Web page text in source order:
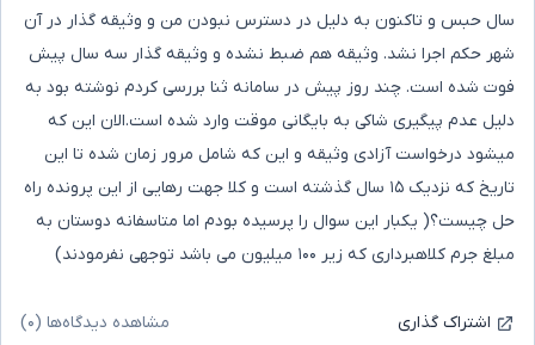
سال حبس و تاکنون به دلیل در دسترس نبودن من و وثیقه گذار در آن
شهر حکم اجرا نشد. وثیقه هم ضبط نشده و وثیقه گذار سه سال پیش
فوت شده است. چند روز پیش در سامانه ثنا بررسی کردم نوشته بود به
دلیل عدم پیگیری شاکی به بایگانی موقت وارد شده است.الان این که
میشود درخواست آزادی وثیقه و این که شامل مرور زمان شده تا این
تاریخ که نزدیک ۱۵ سال گذشته است و کلا جهت رهایی از این پرونده راه
حل چیست؟( یکبار این سوال را پرسیده بودم اما متاسفانه دوستان به
مبلغ جرم کلاهبرداری که زیر ۱۰۰ میلیون می باشد توجهی نفرمودند)
اشتراک گذاری مشاهده دیدگاه‌ها (۰)